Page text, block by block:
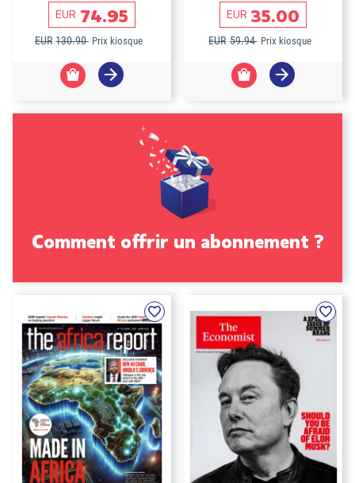
EUR 74.95
EUR 130.90 Prix kiosque
EUR 35.00
EUR 59.94 Prix kiosque
Comment offrir un abonnement ?